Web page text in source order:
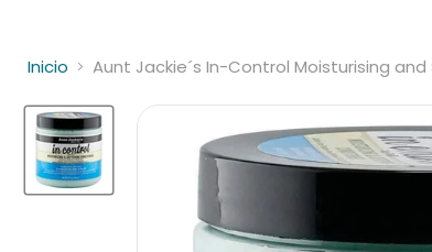
Inicio Aunt Jackie´s In-Control Moisturising